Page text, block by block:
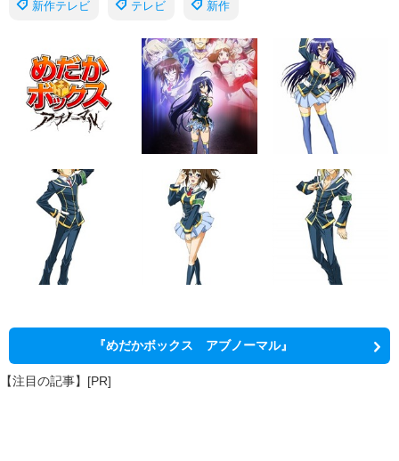
新作テレビ テレビ 新作
『めだかボックス アブノーマル』
【注目の記事】[PR]